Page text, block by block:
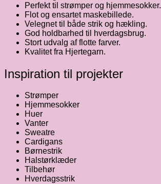
Perfekt til strømper og hjemmesokker.
Flot og ensartet maskebillede.
Velegnet til både strik og hækling.
God holdbarhed til hverdagsbrug.
Stort udvalg af flotte farver.
Kvalitet fra Hjertegarn.
Inspiration til projekter
Strømper
Hjemmesokker
Huer
Vanter
Sweatre
Cardigans
Børnestrik
Halstørklæder
Tilbehør
Hverdagsstrik